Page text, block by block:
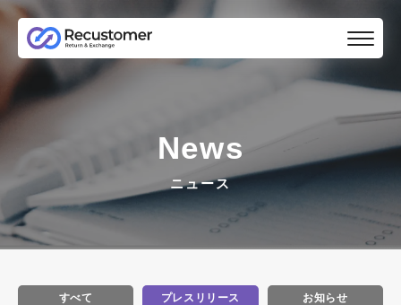
News
ニュース
すべて プレスリリース お知らせ